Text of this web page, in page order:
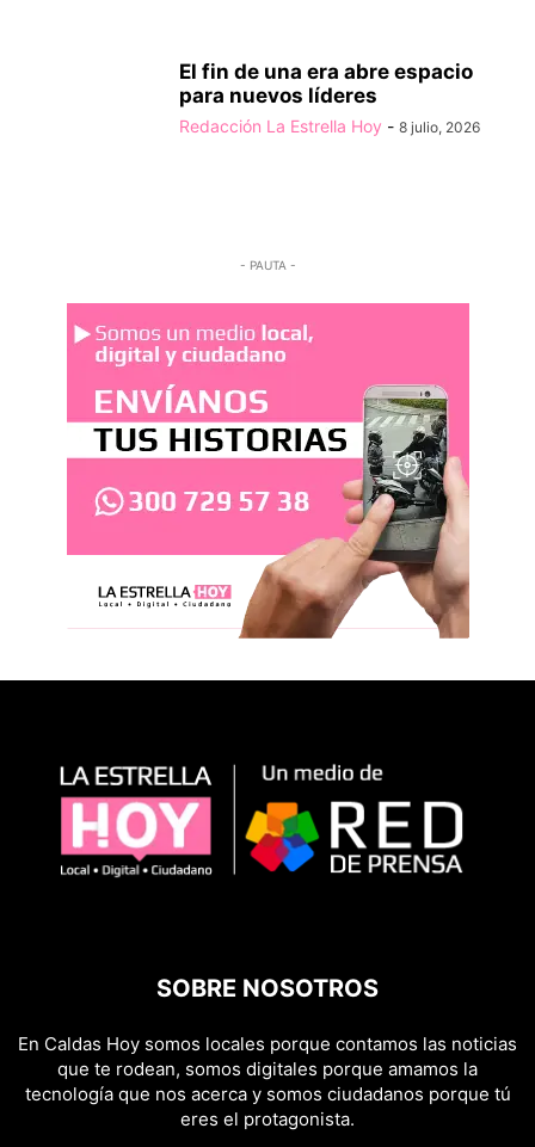
El fin de una era abre espacio
para nuevos líderes
Redacción La Estrella Hoy - 8 julio, 2026
- PAUTA -
SOBRE NOSOTROS
En Caldas Hoy somos locales porque contamos las noticias
que te rodean, somos digitales porque amamos la
tecnología que nos acerca y somos ciudadanos porque tú
eres el protagonista.